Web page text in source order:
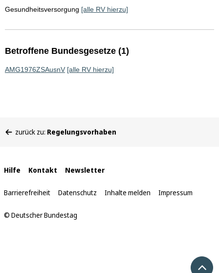
Gesundheitsversorgung [alle RV hierzu]
Betroffene Bundesgesetze (1)
AMG1976ZSAusnV [alle RV hierzu]
befinden
zurück zu: Regelungsvorhaben
Interne
Links
Hilfe Kontakt Newsletter
Barrierefreiheit Datenschutz Inhalte melden Impressum
© Deutscher Bundestag